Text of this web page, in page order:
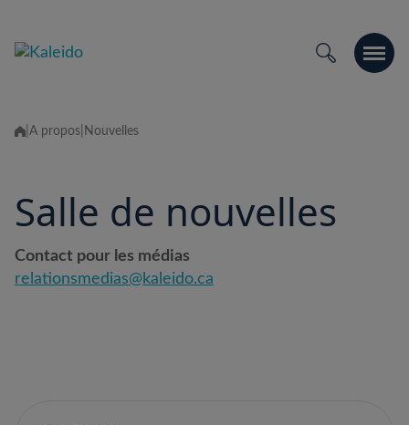
content
À propos Nouvelles
Salle de nouvelles
Contact pour les médias
relationsmedias@kaleido.ca